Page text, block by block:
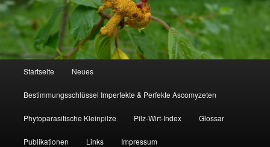
Startseite Neues
Bestimmungsschlüssel Imperfekte & Perfekte Ascomyzeten
Phytoparasitische Kleinpilze Pilz-Wirt-Index Glossar
Publikationen Links Impressum